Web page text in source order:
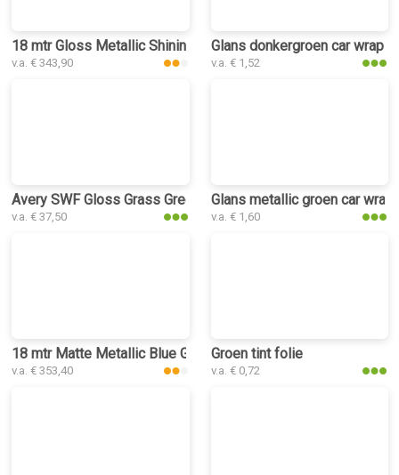
18 mtr Gloss Metallic Shining Green 3199 car wrap folie
v.a. € 343,90
Glans donkergroen car wrap
v.a. € 1,52
Avery SWF Gloss Grass Green car wrap folie
v.a. € 37,50
Glans metallic groen car
v.a. € 1,60
18 mtr Matte Metallic Blue Green 3081 car wrap folie
v.a. € 353,40
Groen tint folie
v.a. € 0,72